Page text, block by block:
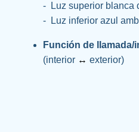
-  Luz superior blanca
-  Luz inferior azul
Función de llamada/
(interior ↔ exterior)